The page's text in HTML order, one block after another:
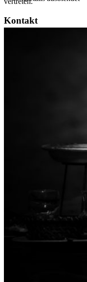
Kontakt
Stadt und Land
Weitere Fotoblogs
Über mich
Impressum
Datenschutz